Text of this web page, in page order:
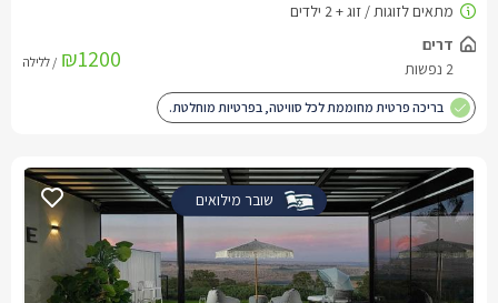
דרים
2 נפשות
₪1200 / ללילה
בריכה פרטית מחוממת לכל סוויטה, בפרטיות מוחלטת.
שובר מילואים